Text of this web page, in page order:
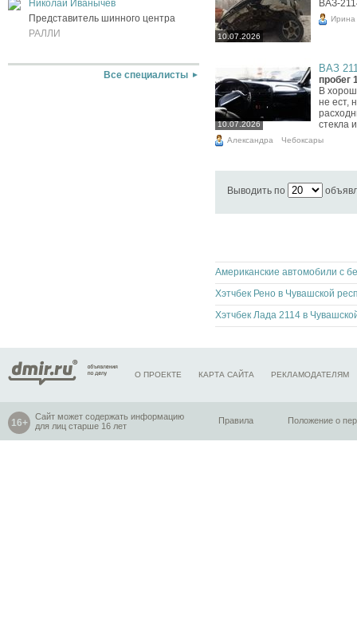
Николай Иванычев
Представитель шинного центра
РАЛЛИ
Все специалисты
10.07.2026
ВАЗ-
Ирина
10.07.2026
ВАЗ
пробег
В
не ест,
стекла
Александра Чебоксары
Выводить по
Хэтчбек Рено в Чувашской
О ПРОЕКТЕ КАРТА САЙТА РЕКЛАМОДАТЕЛЯМ
Сайт может содержать информацию
для лиц старше 16 лет
Правила Положение о